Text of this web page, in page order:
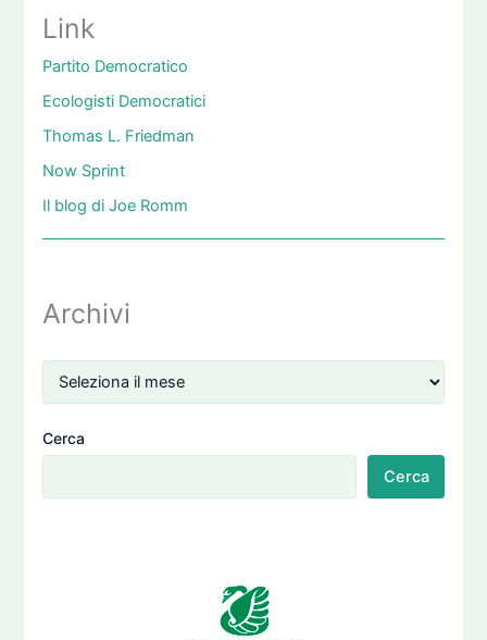
Link
Partito Democratico
Ecologisti Democratici
Thomas L. Friedman
Now Sprint
Il blog di Joe Romm
Archivi
Cerca
Cerca